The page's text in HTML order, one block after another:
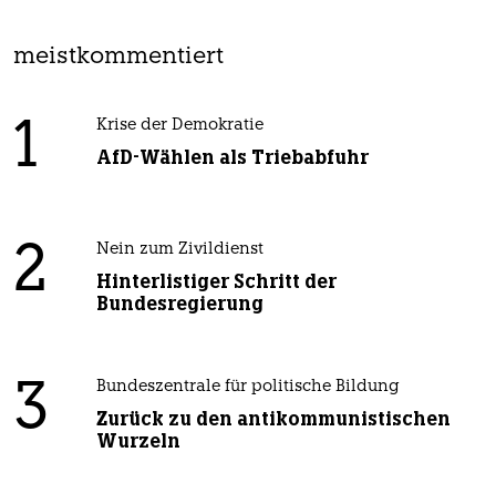
meistkommentiert
1 Krise der Demokratie
AfD-Wählen als Triebabfuhr
2 Nein zum Zivildienst
Hinterlistiger Schritt der
Bundesregierung
3 Bundeszentrale für politische Bildung
Zurück zu den antikommunistischen
Wurzeln